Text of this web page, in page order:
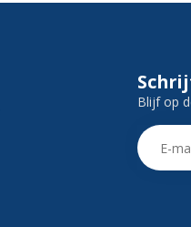
Blijf op